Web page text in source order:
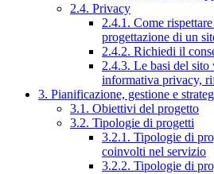
2.4. Privacy
2.4.1. Come
progettazione di un
2.4.2. Richiedi il
2.4.3. Le basi del sito
informativa privacy,
3. Pianificazione, gestione e
3.1. Obiettivi del progetto
3.2. Tipologie di progetti
3.2.1. Tipologie di
coinvolti nel servizio
3.2.2. Tipologie di